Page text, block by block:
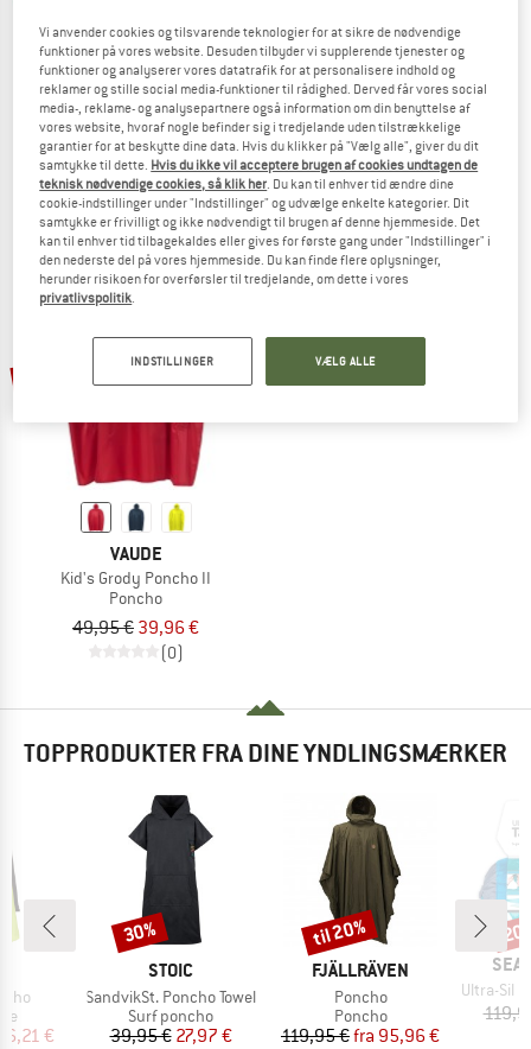
THERM-A-REST
Honcho Poncho Kids
Poncho
84,95 €66,26 €
5,0(1)
VAUDE
Kid's Grody Poncho
46,95 €29,11 €
3,0(1)
VAUDE
Kid's Grody Poncho II
Poncho
49,95 € 39,96 €
(0)
TOPPRODUKTER FRA DINE YNDLINGSMÆRKER
pris
€
MÆRKE
STOIC
Artikel
SandvikSt. Poncho Towel
Produktgruppe
Surf poncho
Pris
39,95 €Nedsat pris
27,97 €
Rabat
30%
MÆRKE
FJÄLLRÄVEN
Artikel
Poncho
Produktgruppe
Poncho
Pris
119,95 € Nedsat pris
fra 95,96 €
Rabat
til 20%
SEA
Artikel
Ultra-Sil
Vi anvender cookies og tilsvarende teknologier for at sikre de nødvendige
funktioner på vores website. Desuden tilbyder vi supplerende tjenester og
funktioner og analyserer vores datatrafik for at personalisere indhold og
reklamer og stille social media-funktioner til rådighed. Derved får vores social
media-, reklame- og analysepartnere også information om din benyttelse af
vores website, hvoraf nogle befinder sig i tredjelande uden tilstrækkelige
garantier for at beskytte dine data. Hvis du klikker på "Vælg alle", giver du dit
samtykke til dette. Hvis du ikke vil acceptere brugen af cookies undtagen de
teknisk nødvendige cookies, så klik her . Du kan til enhver tid ændre dine
cookie-indstillinger under "Indstillinger" og udvælge enkelte kategorier. Dit
samtykke er frivilligt og ikke nødvendigt til brugen af denne hjemmeside. Det
kan til enhver tid tilbagekaldes eller gives for første gang under "Indstillinger" i
den nederste del på vores hjemmeside. Du kan finde flere oplysninger,
herunder risikoen for overførsler til tredjelande, om dette i vores
privatlivspolitik
INDSTILLINGER VÆLG ALLE